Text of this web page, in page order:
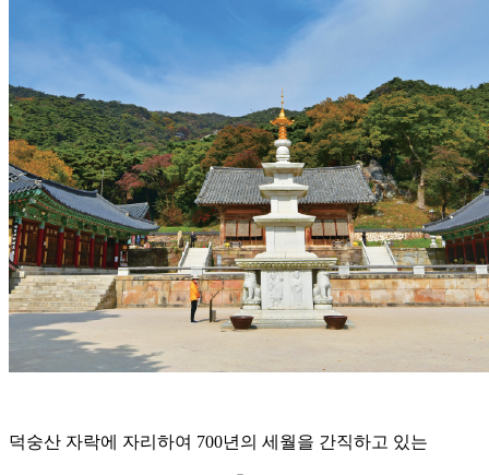
덕숭산 자락에 자리하여 700년의 세월을 간직하고 있는